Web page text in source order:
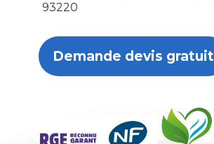
93220
Demande devis gratuit